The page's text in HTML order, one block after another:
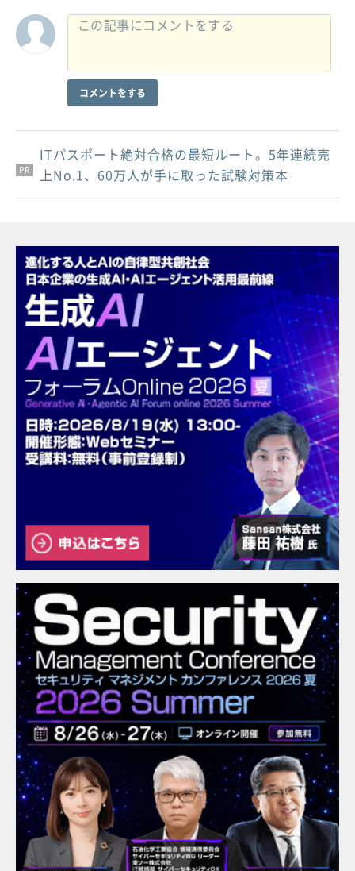
コメントをする
PR
PR
PR
ITパスポート絶対合格の最短ルート。5年連続売
上No.1、60万人が手に取った試験対策本